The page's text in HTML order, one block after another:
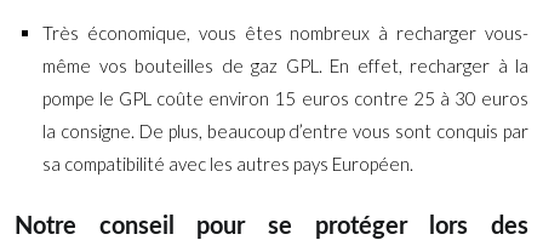
Très économique, vous êtes nombreux à recharger vous-
même vos bouteilles de gaz GPL. En effet, recharger à la
pompe le GPL coûte environ 15 euros contre 25 à 30 euros
la consigne. De plus, beaucoup d’entre vous sont conquis par
sa compatibilité avec les autres pays Européen.
Notre conseil pour se protéger lors des